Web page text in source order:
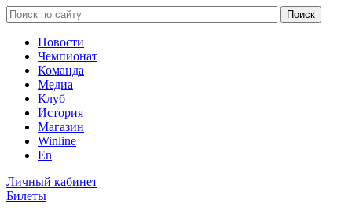
Новости
Чемпионат
Команда
Медиа
Клуб
История
Магазин
Winline
En
Личный кабинет
Билеты